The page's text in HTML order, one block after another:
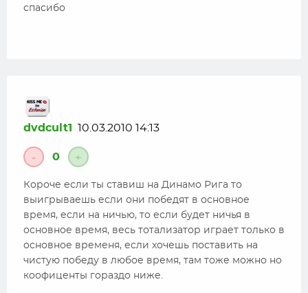
спасибо
dvdcult1 10.03.2010 14:13
- 0 +
Короче если ты ставиш на Динамо Рига то
выигрываешь если они победят в основное
время, если на ничью, то если будет ничья в
основное время, весь тотализатор играет только в
основное временя, если хочешь поставить на
чистую победу в любое время, там тоже можно но
коофиценты гораздо ниже.